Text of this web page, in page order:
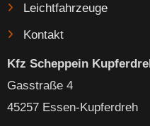
Leichtfahrzeuge
Kontakt
Kfz Scheppein
Gasstraße 4
45257 Essen-Kupferdreh